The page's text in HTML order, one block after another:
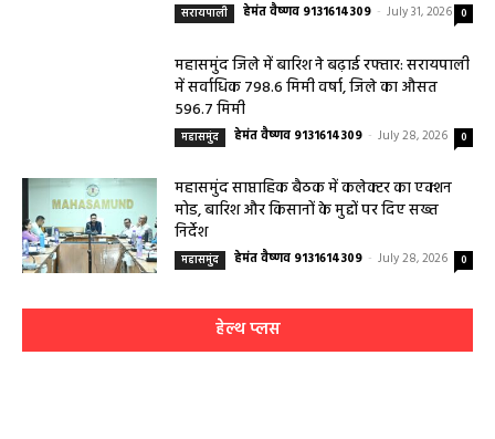
सरायपाली हेमंत वैष्णव 9131614309 - July 31, 2026 0
महासमुंद जिले में बारिश ने बढ़ाई रफ्तार: सरायपाली
में सर्वाधिक 798.6 मिमी वर्षा, जिले का औसत
596.7 मिमी
महासमुंद हेमंत वैष्णव 9131614309 - July 28, 2026 0
महासमुंद साप्ताहिक बैठक में कलेक्टर का एक्शन
मोड, बारिश और किसानों के मुद्दों पर दिए सख्त
निर्देश
महासमुंद हेमंत वैष्णव 9131614309 - July 28, 2026 0
हेल्थ प्लस